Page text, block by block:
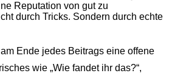
Reputation von gut zu
durch Tricks. Sondern durch echte
Ende jedes Beitrags eine offene
wie „Wie fandet ihr das?“,